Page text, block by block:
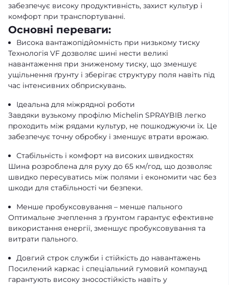
забезпечує високу продуктивність, захист культур і
комфорт при транспортуванні.
Основні переваги:
Висока вантажопідйомність при низькому тиску
Технологія VF дозволяє шині нести великі
навантаження при зниженому тиску, що зменшує
ущільнення ґрунту і зберігає структуру поля навіть під
час інтенсивних обприскувань.
Ідеальна для міжрядної роботи
Завдяки вузькому профілю Michelin SPRAYBIB легко
проходить між рядами культур, не пошкоджуючи їх. Це
забезпечує точну обробку і зменшує втрати врожаю.
Стабільність і комфорт на високих швидкостях
Шина розроблена для руху до 65 км/год, що дозволяє
швидко пересуватись між полями і економити час без
шкоди для стабільності чи безпеки.
Менше пробуксовування – менше пального
Оптимальне зчеплення з ґрунтом гарантує ефективне
використання енергії, зменшує пробуксовування та
витрати пального.
Довгий строк служби і стійкість до навантажень
Посилений каркас і спеціальний гумовий компаунд
гарантують високу зносостійкість навіть у